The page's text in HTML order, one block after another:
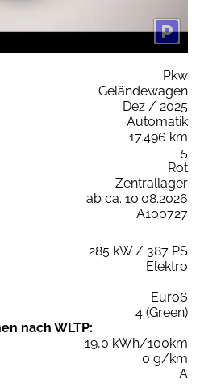
Pkw
Geländewagen
Dez / 2025
Automatik
17.496 km
5
Rot
Zentrallager
ab ca. 10.08.2026
A100727
285 kW / 387 PS
Elektro
Euro6
4 (Green)
nach WLTP:
19,0 kWh/100km
0 g/km
A